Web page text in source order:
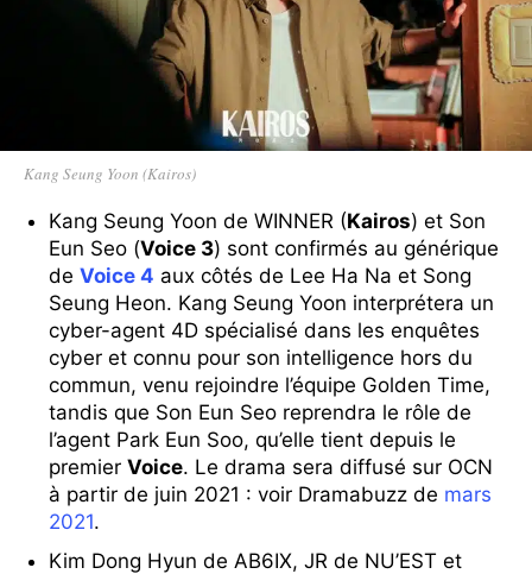
Kang Seung Yoon (Kairos)
Kang Seung Yoon de WINNER (Kairos) et Son
Eun Seo (Voice 3) sont confirmés au générique
de Voice 4 aux côtés de Lee Ha Na et Song
Seung Heon. Kang Seung Yoon interprétera un
cyber-agent 4D spécialisé dans les enquêtes
cyber et connu pour son intelligence hors du
commun, venu rejoindre l’équipe Golden Time,
tandis que Son Eun Seo reprendra le rôle de
l’agent Park Eun Soo, qu’elle tient depuis le
premier Voice. Le drama sera diffusé sur OCN
à partir de juin 2021 : voir Dramabuzz de mars
2021.
Kim Dong Hyun de AB6IX, JR de NU’EST et